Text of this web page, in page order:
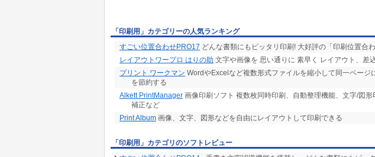
「印刷用」カテゴリーの人気ランキング
すごい位置合わせPRO17 どんな書類にもピッタリ印刷! 大好評の「印刷位置合
レイアウトワープロ はりの助 文字や画像を 思い通りに 素早く レイアウト、差
プリント ワークマン WordやExcelなど複数形式ファイルを縮小して同一ページ
を節約する
Alkett PrintManager 画像印刷ソフト 複数枚同時印刷、自動整理機能、文字/図形
補正など
Print Album 画像、文字、図形などを自由にレイアウトして印刷できる
「印刷用」カテゴリのソフトレビュー